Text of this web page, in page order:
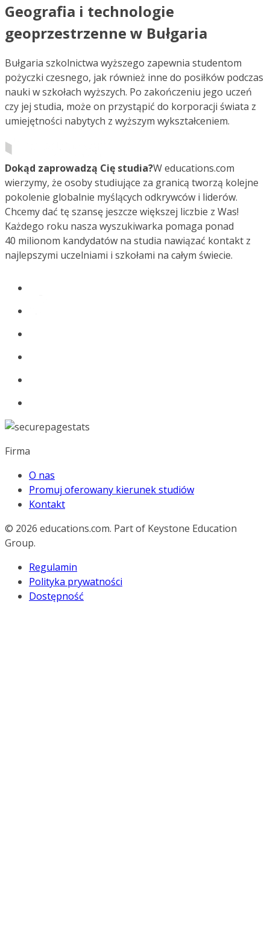
Geografia i technologie
geoprzestrzenne w Bułgaria
Bułgaria szkolnictwa wyższego zapewnia studentom
pożyczki czesnego, jak również inne do posiłków podczas
nauki w szkołach wyższych. Po zakończeniu jego uczeń
czy jej studia, może on przystąpić do korporacji świata z
umiejętności nabytych z wyższym wykształceniem.
Dokąd zaprowadzą Cię studia?W educations.com
wierzymy, że osoby studiujące za granicą tworzą kolejne
pokolenie globalnie myślących odkrywców i liderów.
Chcemy dać tę szansę jeszcze większej liczbie z Was!
Każdego roku nasza wyszukiwarka pomaga ponad
40 milionom kandydatów na studia nawiązać kontakt z
najlepszymi uczelniami i szkołami na całym świecie.
Firma
O nas
Promuj oferowany kierunek studiów
Kontakt
© 2026 educations.com. Part of Keystone Education
Group.
Regulamin
Polityka prywatności
Dostępność